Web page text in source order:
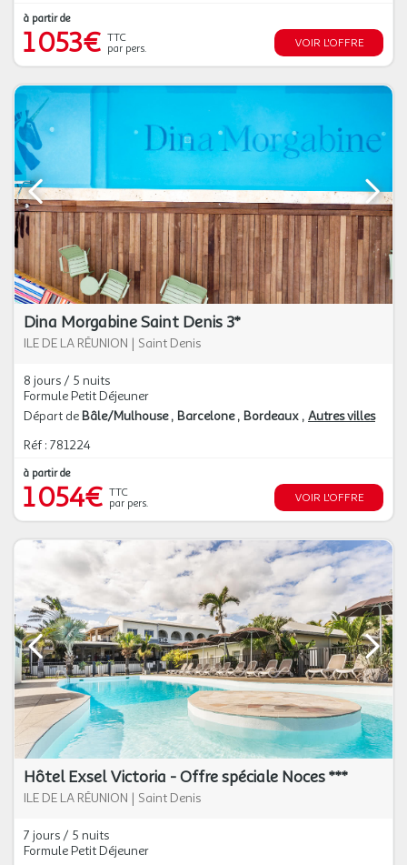
à partir de
1 053€ TTC
par pers.
VOIR L'OFFRE
Dina Morgabine Saint Denis 3*
ILE DE LA RÉUNION | Saint Denis
8 jours / 5 nuits
Formule Petit Déjeuner
Départ de Bâle/Mulhouse Barcelone Bordeaux Autres villes
Réf : 781224
à partir de
1 054€ TTC
par pers.
VOIR L'OFFRE
Hôtel Exsel Victoria - Offre spéciale Noces ***
ILE DE LA RÉUNION | Saint Denis
7 jours / 5 nuits
Formule Petit Déjeuner